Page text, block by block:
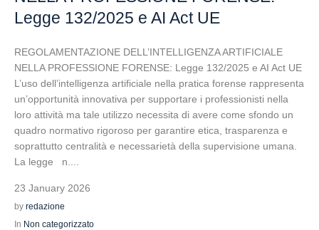
Legge 132/2025 e AI Act UE
REGOLAMENTAZIONE DELL’INTELLIGENZA ARTIFICIALE
NELLA PROFESSIONE FORENSE: Legge 132/2025 e AI Act UE
L’uso dell’intelligenza artificiale nella pratica forense rappresenta
un’opportunità innovativa per supportare i professionisti nella
loro attività ma tale utilizzo necessita di avere come sfondo un
quadro normativo rigoroso per garantire etica, trasparenza e
soprattutto centralità e necessarietà della supervisione umana.
La legge n....
23 January 2026
by redazione
In Non categorizzato